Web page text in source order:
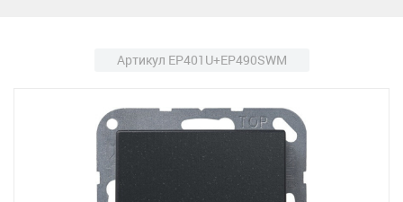
Артикул EP401U+EP490SWM